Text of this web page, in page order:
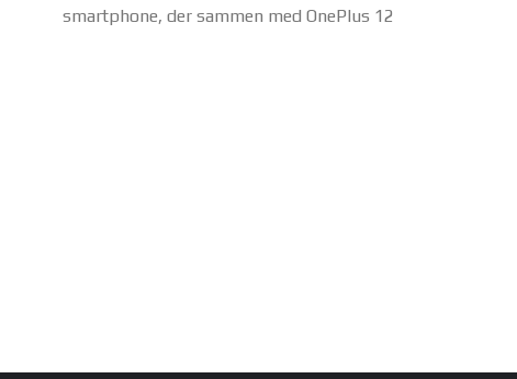
smartphone, der sammen med OnePlus 12